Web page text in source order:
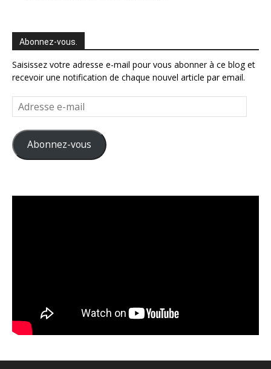
Abonnez-vous.
Saisissez votre adresse e-mail pour vous abonner à ce blog et
recevoir une notification de chaque nouvel article par email.
Adresse
e-
mail
Abonnez-vous